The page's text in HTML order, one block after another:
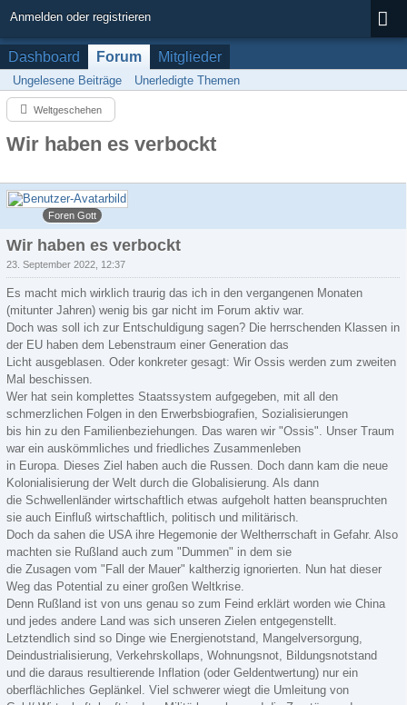
Anmelden oder registrieren
Dashboard Forum Mitglieder
Ungelesene Beiträge Unerledigte Themen
Weltgeschehen
Wir haben es verbockt
COOLmann
Foren Gott
Wir haben es verbockt
23. September 2022, 12:37
Es macht mich wirklich traurig das ich in den vergangenen Monaten
(mitunter Jahren) wenig bis gar nicht im Forum aktiv war.
Doch was soll ich zur Entschuldigung sagen? Die herrschenden Klassen in
der EU haben dem Lebenstraum einer Generation das
Licht ausgeblasen. Oder konkreter gesagt: Wir Ossis werden zum zweiten
Mal beschissen.
Wer hat sein komplettes Staatssystem aufgegeben, mit all den
schmerzlichen Folgen in den Erwerbsbiografien, Sozialisierungen
bis hin zu den Familienbeziehungen. Das waren wir "Ossis". Unser Traum
war ein auskömmliches und friedliches Zusammenleben
in Europa. Dieses Ziel haben auch die Russen. Doch dann kam die neue
Kolonialisierung der Welt durch die Globalisierung. Als dann
die Schwellenländer wirtschaftlich etwas aufgeholt hatten beanspruchten
sie auch Einfluß wirtschaftlich, politisch und militärisch.
Doch da sahen die USA ihre Hegemonie der Weltherrschaft in Gefahr. Also
machten sie Rußland auch zum "Dummen" in dem sie
die Zusagen vom "Fall der Mauer" kaltherzig ignorierten. Nun hat dieser
Weg das Potential zu einer großen Weltkrise.
Denn Rußland ist von uns genau so zum Feind erklärt worden wie China
und jedes andere Land was sich unseren Zielen entgegenstellt.
Letztendlich sind so Dinge wie Energienotstand, Mangelversorgung,
Deindustrialisierung, Verkehrskollaps, Wohnungsnot, Bildungsnotstand
und die daraus resultierende Inflation (oder Geldentwertung) nur ein
oberflächliches Geplänkel. Viel schwerer wiegt die Umleitung von